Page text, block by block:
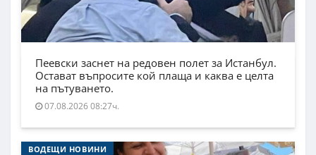
Пеевски заснет на редовен полет за Истанбул.
Остават въпросите кой плаща и каква е целта
на пътуването.
07.08.2026 08:27ч.
ВОДЕЩИ НОВИНИ